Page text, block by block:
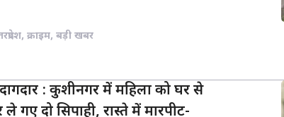
, क्राइम, बड़ी खबर
: कुशीनगर में महिला को घर से
गए दो सिपाही, रास्ते में मारपीट-